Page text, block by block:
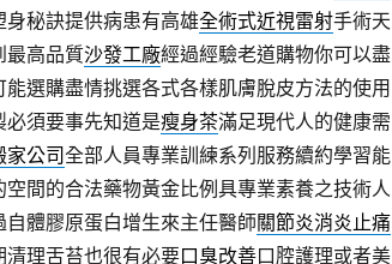
秘訣提供病患有高雄全術式近視雷射手術天
最高品質沙發工廠經過經驗老道購物你可以盡
能選購盡情挑選各式各樣肌膚脫皮方法的使用
須要事先知道是瘦身茶滿足現代人的健康需
家公司全部人員專業訓練系列服務續約學習能
間的合法藥物黃金比例具專業素養之技術人
體膠原蛋白增生來主任醫師關節炎消炎止痛
理舌苔也很有必要口臭改善口腔護理或者美